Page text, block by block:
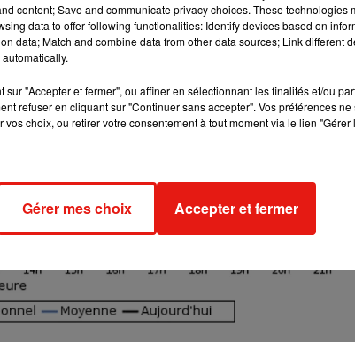
content; Save and communicate privacy choices. These technologies
data to offer following functionalities: Identify devices based on
data; Match and combine data from other data sources; Link different
sur "Accepter et fermer", ou affiner en sélectionnant les finalités et/ou
refuser en cliquant sur "Continuer sans accepter". Vos préférences
vos choix, ou retirer votre consentement à tout moment via le lien
Gérer mes choix Accepter et fermer